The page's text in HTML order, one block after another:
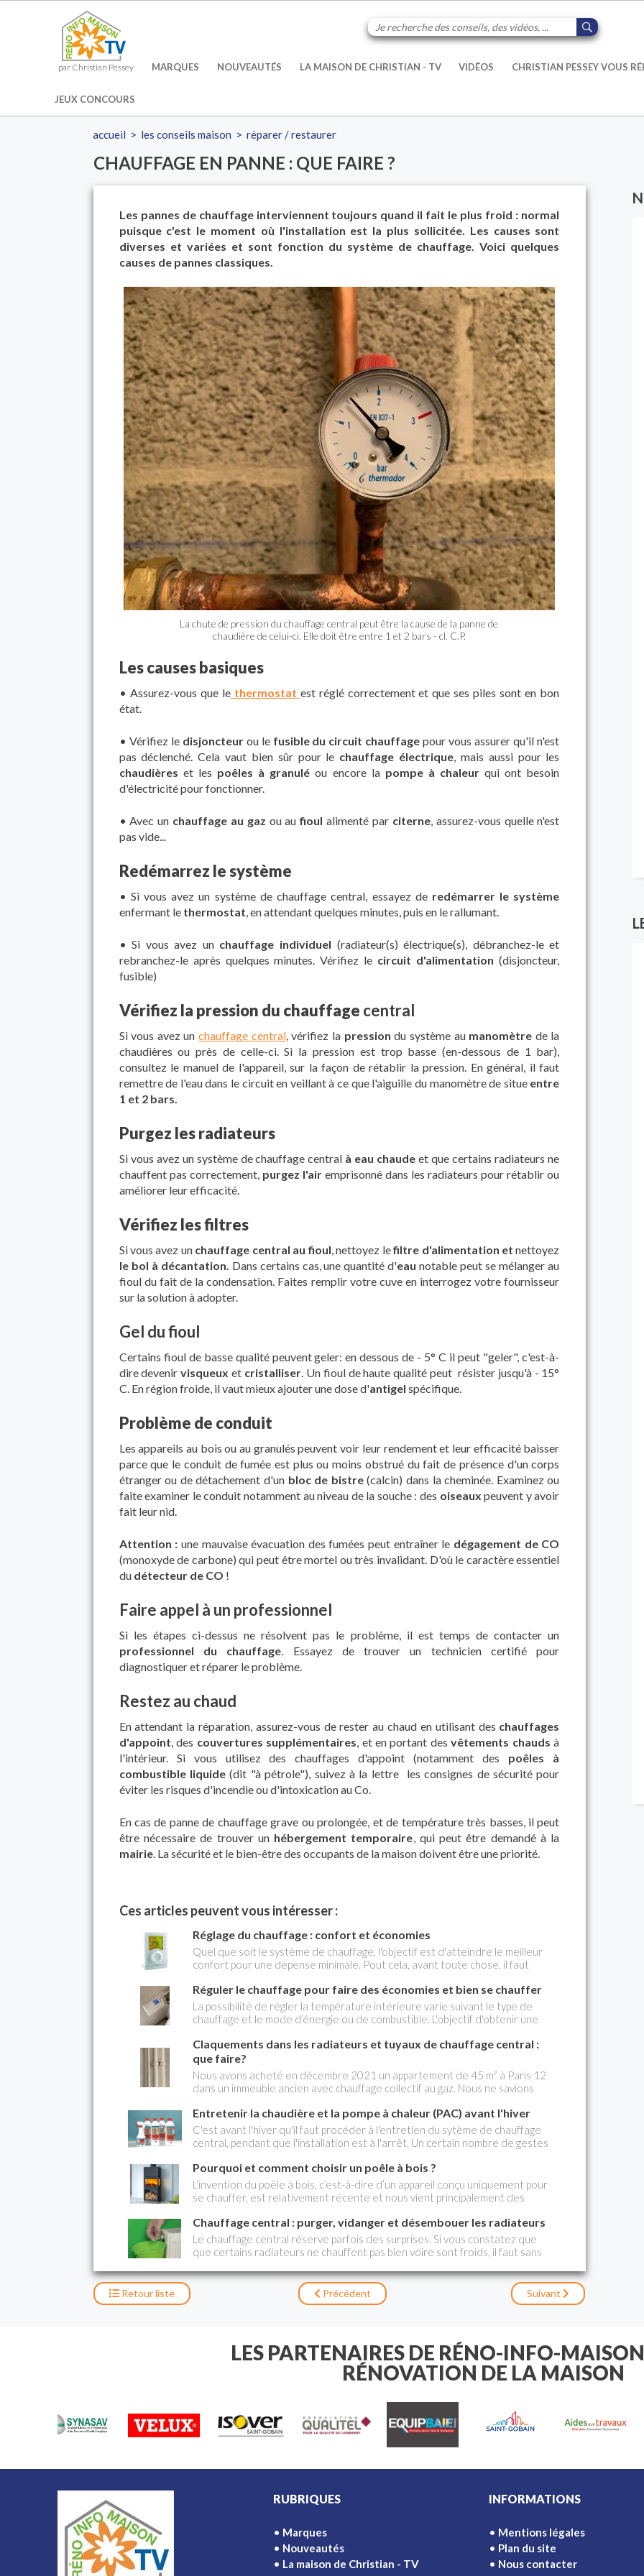
par Christian Pessey MARQUES NOUVEAUTÉS LA MAISON DE CHRISTIAN - TV VIDÉOS CHRISTIAN PESSEY VOUS
JEUX CONCOURS
accueil > les conseils maison >réparer / restaurer
CHAUFFAGE EN PANNE : QUE FAIRE ?
Les pannes de chauffage interviennent toujours quand il fait le plus froid : normal
puisque c'est le moment où l'installation est la plus sollicitée. Les causes sont
diverses et variées et sont fonction du système de chauffage. Voici quelques
causes de pannes classiques.
La chute de pression du chauffage central peut être la cause de la panne de
chaudière de celui-ci. Elle doit être entre 1 et 2 bars - cl. C.P.
Les causes basiques
• Assurez-vous que le thermostat est réglé correctement et que ses piles sont en bon
état.
• Vérifiez le disjoncteurou le fusible du circuit chauffage pour vous assurer qu'il n'est
pas déclenché. Cela vaut bien sûr pour le chauffage électrique, mais aussi pour les
chaudières et les poêles à granulé ou encore la pompe à chaleur qui ont besoin
d'électricité pour fonctionner.
• Avec un chauffage au gaz ou aufioul alimenté par citerne, assurez-vous quelle n'est
pas vide...
Redémarrez le système
• Si vous avez un système de chauffage central, essayez de redémarrer le système
enfermant le thermostat, en attendant quelques minutes, puis en le rallumant.
• Si vous avez un chauffage individuel (radiateur(s) électrique(s), débranchez-le et
rebranchez-le après quelques minutes. Vérifiez le circuit d'alimentation (disjoncteur,
fusible)
Vérifiez la pression du chauffage central
Si vous avez unchauffage central, vérifiez la pression du système au manomètre de la
chaudières ou près de celle-ci. Si la pression est trop basse (en-dessous de 1 bar),
consultez le manuel de l'appareil, sur la façon de rétablir la pression. En général, il faut
remettre de l'eau dans le circuit en veillant à ce que l'aiguille du manomètre de situe entre
1 et 2 bars.
Purgez les radiateurs
Si vous avez un système de chauffage central à eau chaude et que certains radiateurs ne
chauffent pas correctement, purgez l'airemprisonné dans les radiateurs pour rétablir ou
améliorer leur efficacité.
Vérifiez les filtres
Si vous avez un chauffage central au fioul, nettoyez lefiltre d'alimentation etnettoyez
le bol à décantation. Dans certains cas, une quantité d'eau notable peut se mélanger au
fioul du fait de la condensation. Faites remplir votre cuve en interrogez votre fournisseur
sur la solution à adopter.
Gel du fioul
Certains fioul de basse qualité peuvent geler: en dessous de - 5° C il peut "geler", c'est-à-
dire devenirvisqueux et cristalliser. Un fioul de haute qualité peut résister jusqu'à - 15°
C. En région froide, il vaut mieux ajouter une dose d'antigel spécifique.
Problème de conduit
Les appareils au bois ou au granulés peuvent voir leur rendement et leur efficacité baisser
parce que le conduit de fumée est plus ou moins obstrué du fait de présence d'un corps
étranger ou de détachement d'un bloc de bistre(calcin) dans la cheminée. Examinez ou
faite examiner le conduit notamment au niveau de la souche : des oiseaux peuvent y avoir
fait leur nid.
Attention : une mauvaise évacuation des fumées peut entraîner le dégagement de CO
(monoxyde de carbone) qui peut être mortel ou très invalidant. D'où le caractère essentiel
du détecteur de CO !
Faire appel à un professionnel
Si les étapes ci-dessus ne résolvent pas le problème, il est temps de contacter un
professionnel du chauffage. Essayez de trouver un technicien certifié pour
diagnostiquer et réparer le problème.
Restez au chaud
En attendant la réparation, assurez-vous de rester au chaud en utilisant des chauffages
d'appoint, des couvertures supplémentaires, et en portant desvêtements chauds à
l'intérieur. Si vous utilisez des chauffages d'appoint (notamment des poêles à
combustible liquide(dit "à pétrole"), suivez à la lettre les consignes de sécurité pour
éviter les risques d'incendie ou d'intoxication au Co.
En cas de panne de chauffage grave ou prolongée, et de température très basses, il peut
être nécessaire de trouver un hébergement temporaire, qui peut être demandé à la
mairie. La sécurité et le bien-être des occupants de la maison doivent être une priorité.
Ces articles peuvent vous intéresser :
Réglage du chauffage : confort et économies
Quel que soit le système de chauffage, l'objectif est d'atteindre le meilleur
confort pour une dépense minimale. Pout cela, avant toute chose, il faut
Réguler le chauffage pour faire des économies et bien se chauffer
La possibilité de régler la température intérieure varie suivant le type de
chauffage et le mode d’énergie ou de combustible. L'objectif d'obtenir une
atteindre.
Claquements dans les radiateurs et tuyaux de chauffage central :
que faire?
Nous avons acheté en décembre 2021 un appartement de 45 m² à Paris 12
dans un immeuble ancien avec chauffage collectif au gaz. Nous ne savions
chambre des claquements suivis de détonations importantes (de 1 à 3) se
répètent toutes les heures et demi de 7 h à 23 h 30. Les bruits proviennent
des tuyaux dans le faux plafond. La copropriété ne veut pas intervenir sous
couvert qu'il est prévu un changement de chaudière mais elle ne donne pas
de date. Est-ce que les frais de réparations (s'ils existent) sont à ma charge
? Marie
Entretenir la chaudière et la pompe à chaleur (PAC) avant l'hiver
C'est avant l'hiver qu'il faut procéder à l'entretien du sytème de chauffage
central, pendant que l'installation est à l'arrêt. Un certain nombre de gestes
Pourquoi et comment choisir un poêle à bois ?
L’invention du poêle à bois, c’est-à-dire d’un appareil conçu uniquement pour
se chauffer, est relativement récente et nous vient principalement des
Alsace – a développé des appareils s’apparentant davantage à des inserts
massifs de cheminée qu’à des poêles individuels. Ils ont beaucoup évolué.
Les poêles disponibles sur notre marché sont design et de haute qualité.
Chauffage central : purger, vidanger et désembouer les radiateurs
Le chauffage central réserve parfois des surprises. Si vous constatez que
que certains radiateurs ne chauffent pas bien voire sont froids, il faut sans
opérations basiques. Vous pouvez réaliser la purge vous-même mais le
désembouage est du ressort d'un professionnel.
Retourliste Précédent Suivant
LES PARTENAIRES DE RÉNO-INFO-
RÉNOVATION DE LA MAISON
RUBRIQUES
Marques
Nouveautés
La maison de Christian - TV
INFORMATIONS
Mentions légales
Plan du site
Nous contacter